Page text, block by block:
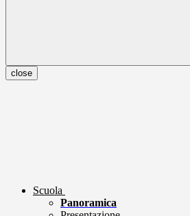
close
Scuola
Panoramica